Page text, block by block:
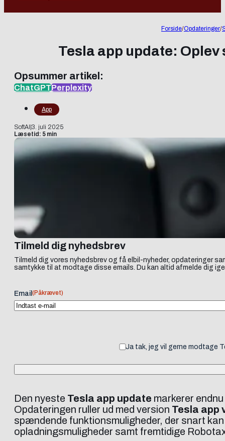
Forside/Opdateringer/
Tesla app update:
Opsummer artikel:
ChatGPTPerplexity
App
SoftAI 3. juli 2025
Læsetid: 5 min
Tilmeld dig nyhedsbrev
Tilmeld dig vores nyhedsbrev og få elbil-nyheder, opdateringer
samtykke til at modtage disse emails. Du kan altid afmelde dig
Email (Påkrævet)
Ja tak, jeg vil gerne modtage
Den nyeste Tesla app update markerer
Opdateringen ruller ud med version Tesla app
spændende funktionsmuligheder, der snart
opladningsmuligheder samt fremtidige